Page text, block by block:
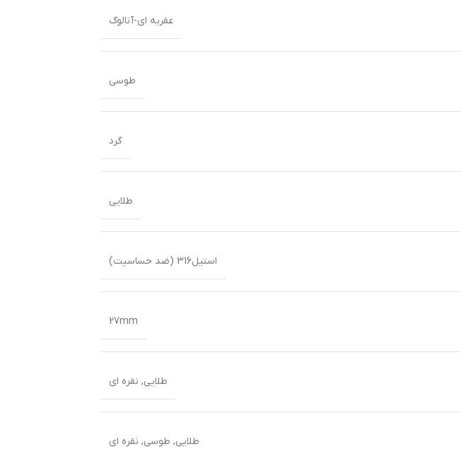
عقربه ای-آنالوگ
طوسی
گرد
طلایی
استیل316 (ضد حساسیت)
27mm
طلایی, نقره ای
طلایی, طوسی, نقره ای